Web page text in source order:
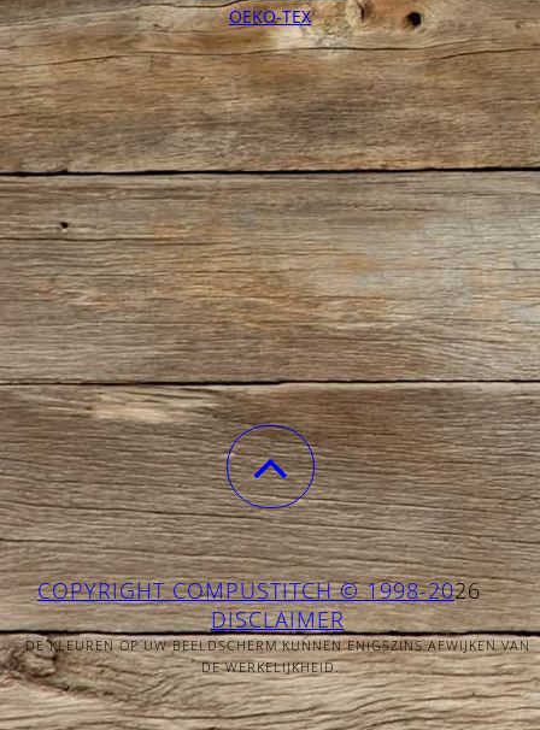
OEKO-TEX
COPYRIGHT COMPUSTITCH © 1998-2026
DISCLAIMER
- DE KLEUREN OP UW BEELDSCHERM KUNNEN ENIGSZINS AFWIJKEN VAN
DE WERKELIJKHEID.